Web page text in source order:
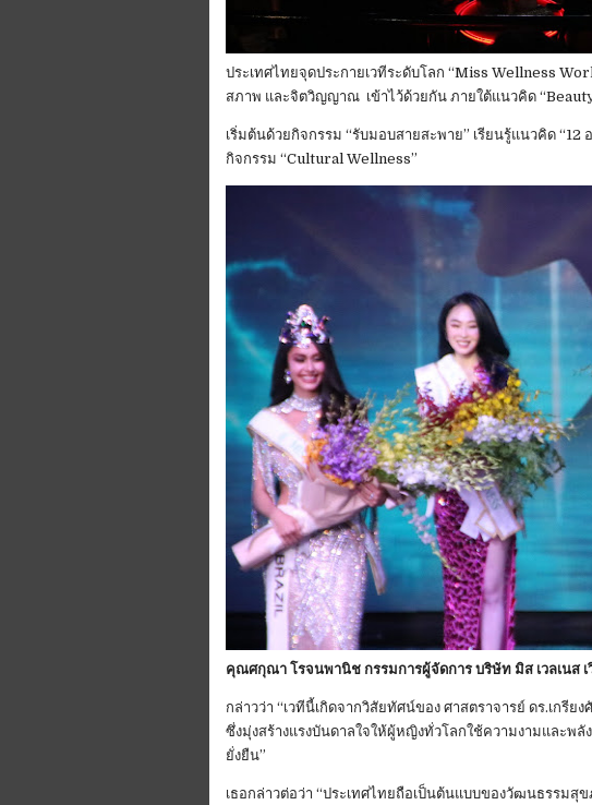
ประเทศไทยจุดประกายเวทีระดับโลก “Miss Wellness
สภาพ และจิตวิญญาณ เข้าไว้ด้วยกัน ภายใต้แนวคิด
เริ่มต้นด้วยกิจกรรม “รับมอบสายสะพาย” เรียนรู้แนวคิด
กิจกรรม “Cultural Wellness”
คุณศกุณา โรจนพานิช ‎กรรมการผู้จัดการ บริษัท มิส เวลเนส เ
กล่าวว่า “เวทีนี้เกิดจากวิสัยทัศน์ของ ศาสตราจารย์ ดร.เกรี
ซึ่งมุ่งสร้างแรงบันดาลใจให้ผู้หญิงทั่วโลกใช้ความงามและพ
ยั่งยืน”
เธอกล่าวต่อว่า “ประเทศไทยถือเป็นต้นแบบของวัฒนธรรมสุ